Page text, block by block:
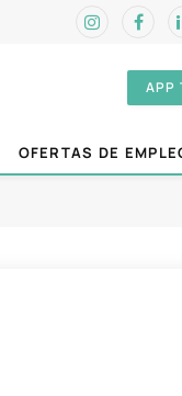
Instagram
APP
OFERTAS DE